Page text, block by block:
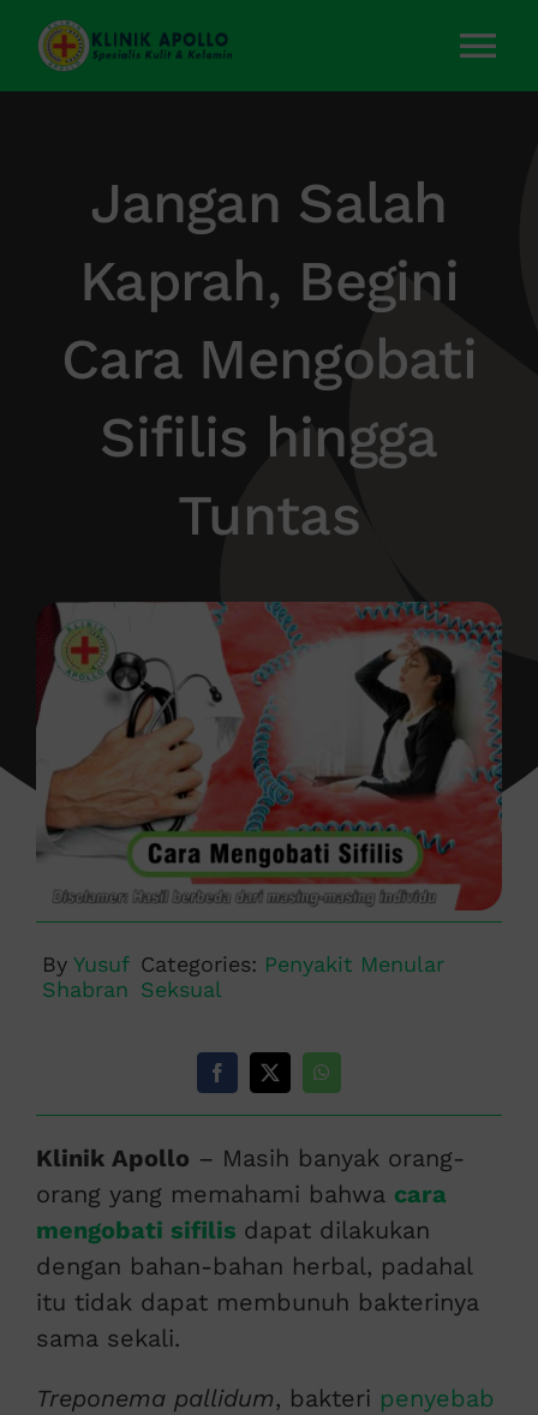
Skip
content
Layanan Kami
Tentang Kami
Artikel
Kontak Kami
Jangan Salah
Kaprah, Begini
Cara Mengobati
Sifilis hingga
Tuntas
By Yusuf
Shabran
Categories: Penyakit Menular
Seksual
Klinik Apollo – Masih banyak orang-
orang yang memahami bahwa cara
mengobati sifilis dapat dilakukan
dengan bahan-bahan herbal, padahal
itu tidak dapat membunuh bakterinya
sama sekali.
Treponema pallidum, bakteri penyebab